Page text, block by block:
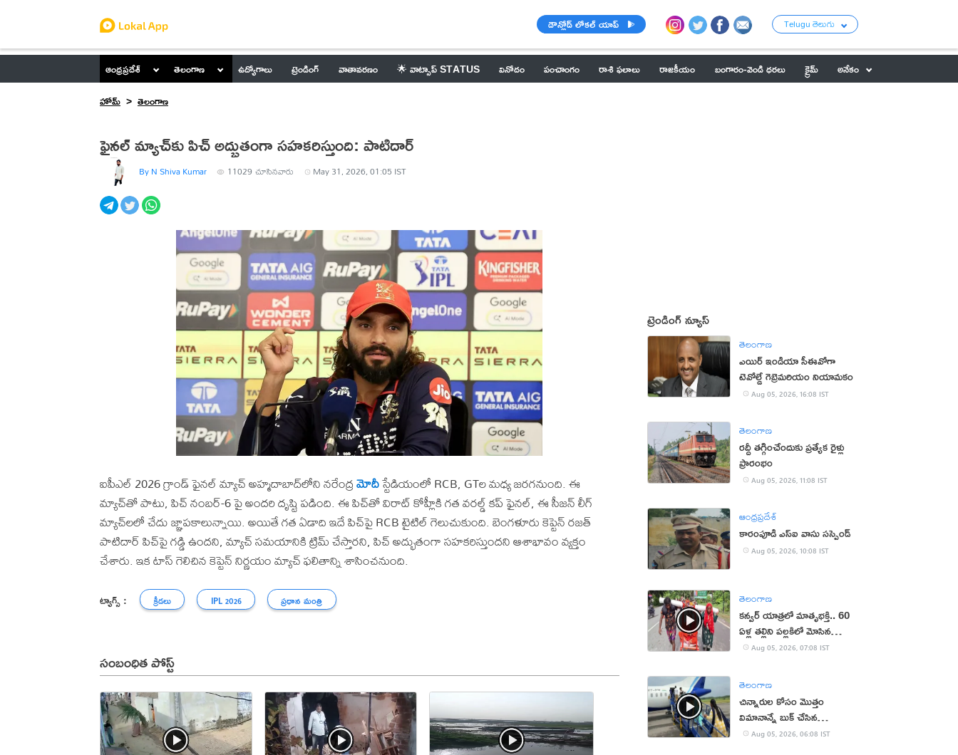
డౌన్లోడ్ లోకల్ యాప్ Telugu తెలుగు
ఆంధ్రప్రదేశ్ తెలంగాణ ఉద్యోగాలు ట్రెండింగ్ వాతావరణం 🌟 వాట్సాప్ STATUS వినోదం పంచాంగం రాశి ఫలాలు రాజకీయం బంగారం-వెండి ధరలు క్రైమ్
అనేకం
హోమ్
తెలంగాణ
ఫైనల్ మ్యాచ్‌కు పిచ్ అద్భుతంగా సహకరిస్తుంది: పాటిదార్
By N Shiva Kumar 11029 చూసినవారు May 31, 2026, 01:05 IST
ఐపీఎల్ 2026 గ్రాండ్ ఫైనల్ మ్యాచ్ అహ్మదాబాద్‌లోని నరేంద్రమోదీస్టేడియంలో RCB, GTల మధ్య జరగనుంది. ఈ
మ్యాచ్‌తో పాటు, పిచ్ నంబర్-6 పై అందరి దృష్టి పడింది. ఈ పిచ్‌తో విరాట్ కోహ్లీకి గత వరల్డ్ కప్ ఫైనల్, ఈ సీజన్ లీగ్
మ్యాచ్‌లలో చేదు జ్ఞాపకాలున్నాయి. అయితే గత ఏడాది ఇదే పిచ్‌పై RCB టైటిల్ గెలుచుకుంది. బెంగళూరు కెప్టెన్ రజత్
పాటిదార్ పిచ్‌పై గడ్డి ఉందని, మ్యాచ్ సమయానికి ట్రిమ్ చేస్తారని, పిచ్ అద్భుతంగా సహకరిస్తుందని ఆశాభావం వ్యక్తం
చేశారు. ఇక టాస్ గెలిచిన కెప్టెన్ నిర్ణయం మ్యాచ్ ఫలితాన్ని శాసించనుంది.
ట్యాగ్స్ : క్రీడలు IPL 2026 ప్రధాన మంత్రి
సంబంధిత పోస్ట్
ట్రెండింగ్ న్యూస్
తెలంగాణ
ఎయిర్ ఇండియా సీఈవోగా
టెవోల్డే గెబ్రెమరియం నియామకం
Aug 05, 2026, 16:08 IST
తెలంగాణ
రద్దీ తగ్గించేందుకు ప్రత్యేక రైళ్లు
ప్రారంభం
Aug 05, 2026, 11:08 IST
ఆంధ్రప్రదేశ్
కారంపూడి ఎస్ఐ వాసు స‌స్పెండ్‌
Aug 05, 2026, 10:08 IST
తెలంగాణ
కన్వర్ యాత్రలో మాతృభక్తి.. 60
ఏళ్ల తల్లిని పల్లకిలో మోసిన
కొడుకు, కోడలు!
Aug 05, 2026, 07:08 IST
తెలంగాణ
చిన్నారుల కోసం మొత్తం
విమానాన్నే బుక్ చేసిన
యూట్యూబర్
Aug 05, 2026, 06:08 IST